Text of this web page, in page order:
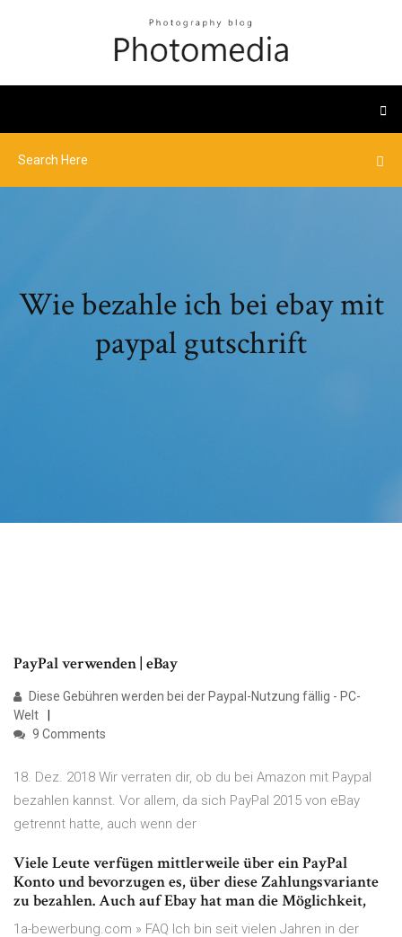
Wie bezahle ich bei ebay mit
paypal gutschrift
PayPal verwenden | eBay
Diese Gebühren werden bei der Paypal-Nutzung fällig - PC-
Welt
9 Comments
18. Dez. 2018 Wir verraten dir, ob du bei Amazon mit Paypal
bezahlen kannst. Vor allem, da sich PayPal 2015 von eBay
getrennt hatte, auch wenn der
Viele Leute verfügen mittlerweile über ein PayPal
Konto und bevorzugen es, über diese Zahlungsvariante
zu bezahlen. Auch auf Ebay hat man die Möglichkeit,
1a-bewerbung.com » FAQ Ich bin seit vielen Jahren in der